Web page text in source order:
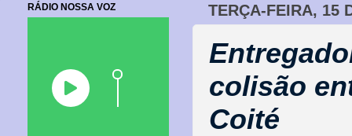
TERÇA-FEIRA, 15
colisão
Coité
RÁDIO NOSSA VOZ